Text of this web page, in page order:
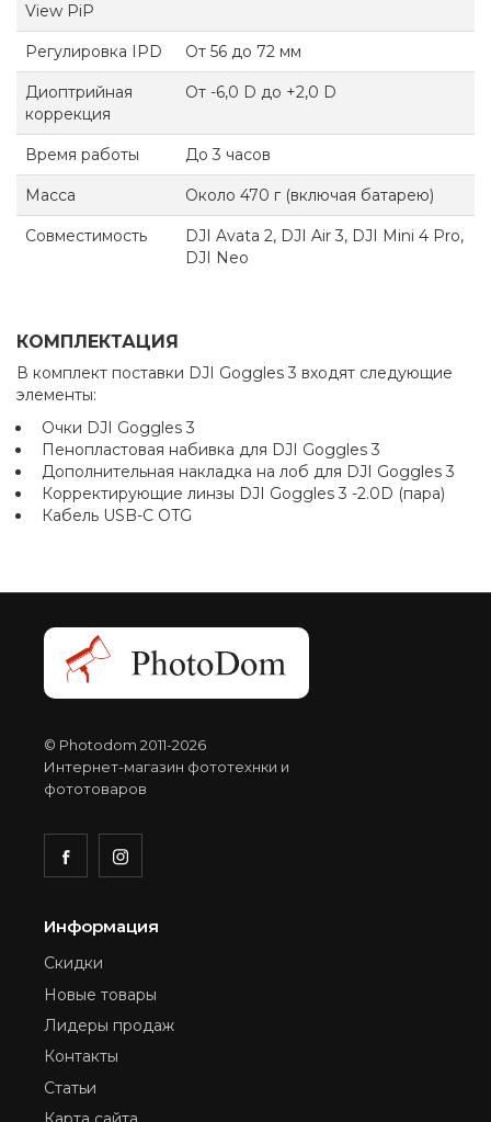
View PiP
Регулировка IPD От 56 до 72 мм
Диоптрийная
коррекция
От -6,0 D до +2,0 D
Время работы До 3 часов
Масса Около 470 г (включая батарею)
Совместимость
DJI Avata 2, DJI Air 3, DJI Mini 4 Pro,
DJI Neo
КОМПЛЕКТАЦИЯ
В комплект поставки DJI Goggles 3 входят следующие
элементы:​
Очки DJI Goggles 3
Пенопластовая набивка для DJI Goggles 3
Дополнительная накладка на лоб для DJI Goggles 3
Корректирующие линзы DJI Goggles 3 -2.0D (пара)
Кабель USB-C OTG
© Photodom 2011-2026
Интернет-магазин фототехнки и
фототоваров
Информация
Скидки
Новые товары
Лидеры продаж
Контакты
Статьи